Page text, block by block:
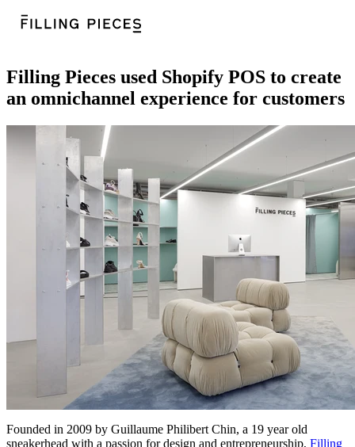
Filling Pieces used Shopify POS to create
an omnichannel experience for customers
Founded in 2009 by Guillaume Philibert Chin, a 19 year old
sneakerhead with a passion for design and entrepreneurship, Filling